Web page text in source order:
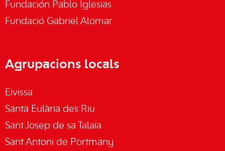
Fundación Pablo Iglesias
Fundació Gabriel Alomar
Agrupacions locals
Eivissa
Santa Eulària des Riu
Sant Josep de sa Talaia
Sant Antoni de Portmany